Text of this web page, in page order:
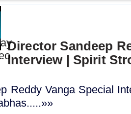
Director Sandeep
Interview | Spirit
Reddy Vanga Special